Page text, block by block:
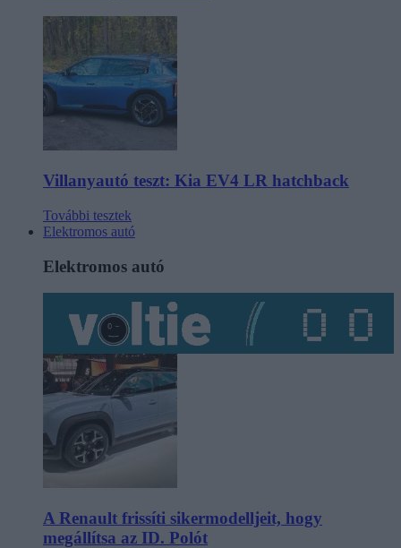
Villanyautó teszt: Kia EV4 LR hatchback
További tesztek
Elektromos autó
Elektromos autó
A Renault frissíti sikermodelljeit, hogy
megállítsa az ID. Polót